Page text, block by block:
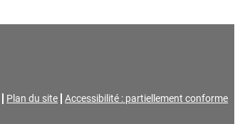
Plan du site Accessibilité : partiellement conforme